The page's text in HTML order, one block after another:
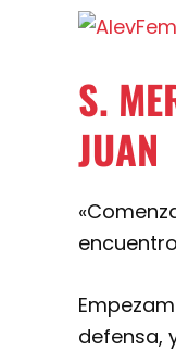
S.
JUAN
defensa,